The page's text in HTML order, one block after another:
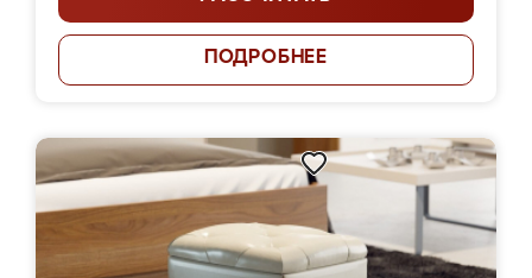
ПОДРОБНЕЕ